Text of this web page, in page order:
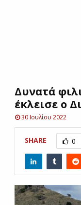
UΔυνατά
έκλεισε ο
30 Ιουλίου 2022
SHARE 0